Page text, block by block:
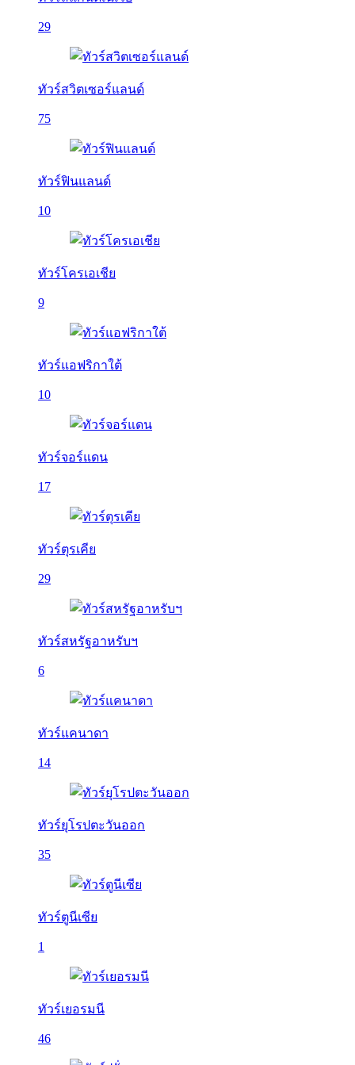
29
ทัวร์สวิตเซอร์แลนด์
75
ทัวร์ฟินแลนด์
10
ทัวร์โครเอเชีย
9
ทัวร์แอฟริกาใต้
10
ทัวร์จอร์แดน
17
ทัวร์ตุรเคีย
29
ทัวร์สหรัฐอาหรับฯ
6
ทัวร์แคนาดา
14
ทัวร์ยุโรปตะวันออก
35
ทัวร์ตูนีเซีย
1
ทัวร์เยอรมนี
46